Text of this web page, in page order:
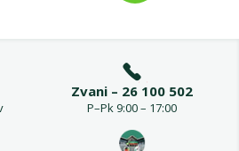
Zvani – 26 100 502
P–Pk 9:00 – 17:00